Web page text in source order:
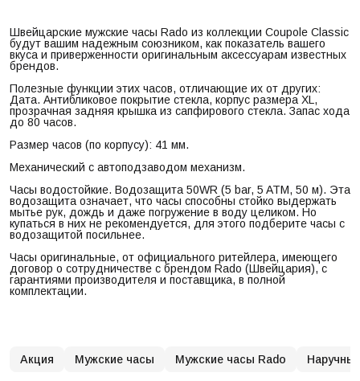
Швейцарские мужские часы Rado из коллекции Coupole Classic
будут вашим надежным союзником, как показатель вашего
вкуса и приверженности оригинальным аксессуарам известных
брендов.
Полезные функции этих часов, отличающие их от других:
Дата. Антибликовое покрытие стекла, корпус размера XL,
прозрачная задняя крышка из сапфирового стекла. Запас хода
до 80 часов.
Размер часов (по корпусу): 41 мм.
Механический с автоподзаводом механизм.
Часы водостойкие. Водозащита 50WR (5 bar, 5 ATM, 50 м). Эта
водозащита означает, что часы способны стойко выдержать
мытье рук, дождь и даже погружение в воду целиком. Но
купаться в них не рекомендуется, для этого подберите часы с
водозащитой посильнее.
Часы оригинальные, от официального ритейлера, имеющего
договор о сотрудничестве с брендом Rado (Швейцария), с
гарантиями производителя и поставщика, в полной
комплектации.
Акция Мужские часы Мужские часы Rado